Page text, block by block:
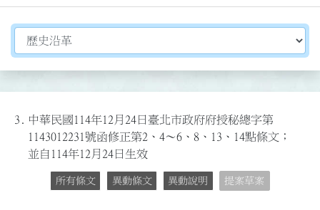
切換選擇法規資訊內容
3.
中華民國114年12月24日臺北市政府府授秘總字第
1143012231號函修正第2、4～6、8、13、14點條文；
並自114年12月24日生效
所有條文 異動條文 異動說明 提案草案